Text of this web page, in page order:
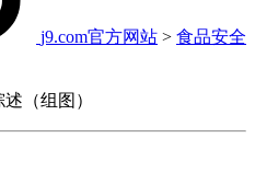
j9.com官方网站 > 食品安全
（组图）